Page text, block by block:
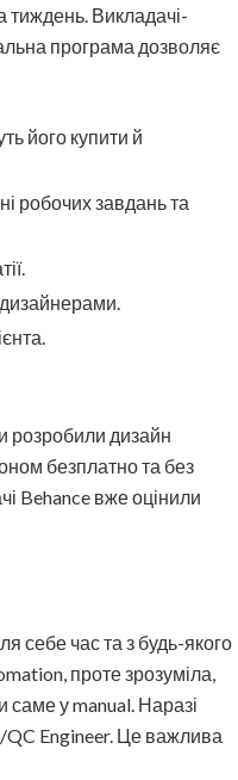
тиждень. Викладачі-
програма дозволяє
його купити й
робочих завдань та
розробили дизайн
безплатно та без
Behance вже оцінили
себе час та з будь-якого
проте зрозуміла,
саме у manual. Наразі
QC Engineer. Це важлива